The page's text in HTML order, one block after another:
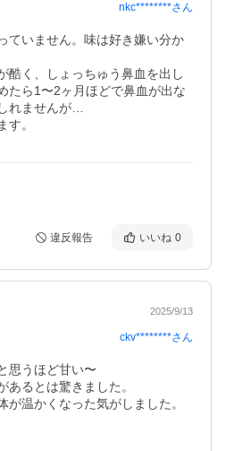
nkc********さん
ていません。味は好き嫌い分か
酷く、しょっちゅう鼻血を出し
たら1〜2ヶ月ほどで鼻血が出な
れませんが…
す。
違反報告 いいね 0
2025/9/13
ckv********さん
思うほど甘い〜
あるとは驚きました。
が温かくなった気がしました。